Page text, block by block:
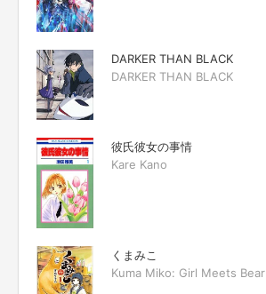
DARKER THAN BLACK
DARKER THAN BLACK
彼氏彼女の事情
Kare Kano
くまみこ
Kuma Miko: Girl Meets Bear